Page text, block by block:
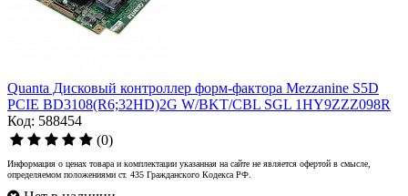
Quanta Дисковый контроллер форм-фактора Mezzanine S5D
PCIE BD3108(R6;32HD)2G W/BKT/CBL SGL 1HY9ZZZ098R
Код: 588454
(0)
Информация о ценах товара и комплектации указанная на сайте не является офертой в смысле,
определяемом положениями ст. 435 Гражданского Кодекса РФ.